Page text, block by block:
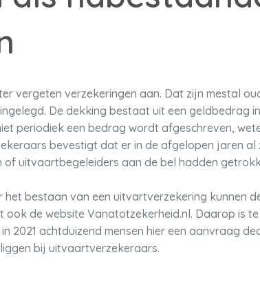
vergeten verzekeringen aan. Dat zijn mestal
De dekking bestaat uit een geldbedrag
periodiek een bedrag wordt afgeschreven,
bevestigt dat er in de afgelopen jaren al
uitvaartbegeleiders aan de bel hadden
bestaan van een uitvartverzekering kunnen
de website Vanatotzekerheid.nl. Daarop is
2021 achtduizend mensen hier een aanvraag
bij uitvaartverzekeraars.